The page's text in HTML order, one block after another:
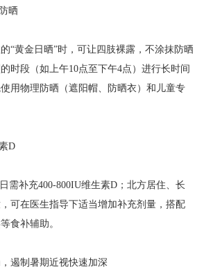
晒
黄金日晒”时，可让四肢裸露，不涂抹防晒
时段（如上午10点至下午4点）进行长时间
用物理防晒（遮阳帽、防晒衣）和儿童专
D
补充400-800IU维生素D；北方居住、长
可在医生指导下适当增加补充剂量，搭配
食补辅助。
制暑期近视快速加深